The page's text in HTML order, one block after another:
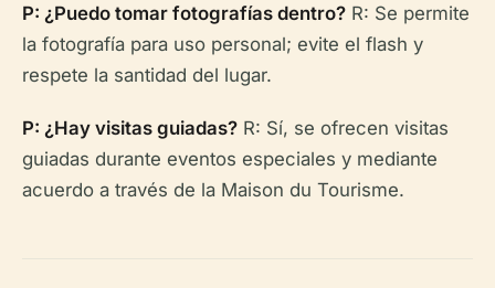
P: ¿Puedo tomar fotografías dentro? R: Se permite
la fotografía para uso personal; evite el flash y
respete la santidad del lugar.
P: ¿Hay visitas guiadas? R: Sí, se ofrecen visitas
guiadas durante eventos especiales y mediante
acuerdo a través de la Maison du Tourisme.